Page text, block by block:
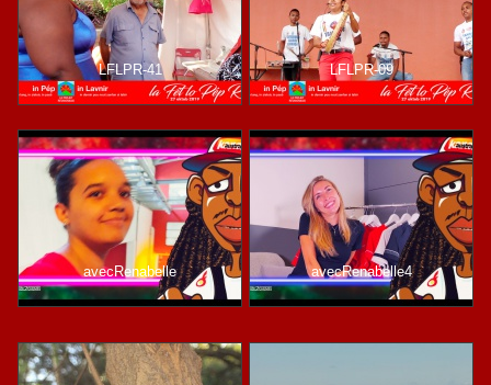
LFLPR-41 LFLPR-09
avecRenabelle avecRenabelle4